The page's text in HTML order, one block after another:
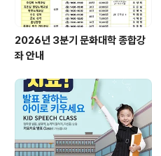
2026년 3분기 문화대학 종합강
좌 안내